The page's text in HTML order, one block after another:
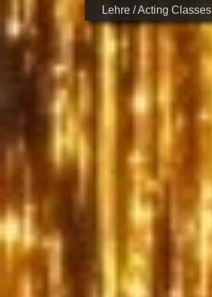
Lehre / Acting Classes